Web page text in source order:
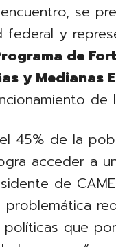
se
y
de
y Medianas
de
45% de la
acceder a
de
que